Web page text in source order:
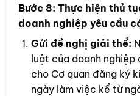
Bước 8: Thực hiện thủ
doanh nghiệp yêu cầu
Gửi đề nghị giải thể:
luật của doanh nghiệp
cho Cơ quan đăng ký
ngày làm việc kể từ